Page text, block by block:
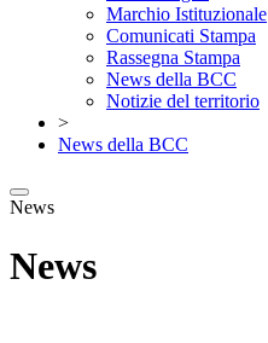
Marchio Istituzionale
Comunicati Stampa
Rassegna Stampa
News della BCC
Notizie del territorio
>
News della BCC
News
News